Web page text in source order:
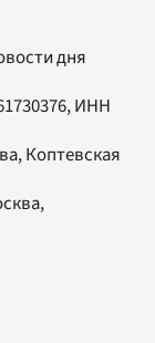
дня
ИНН
Коптевская
,